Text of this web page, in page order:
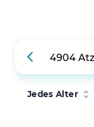
Jedes Alter